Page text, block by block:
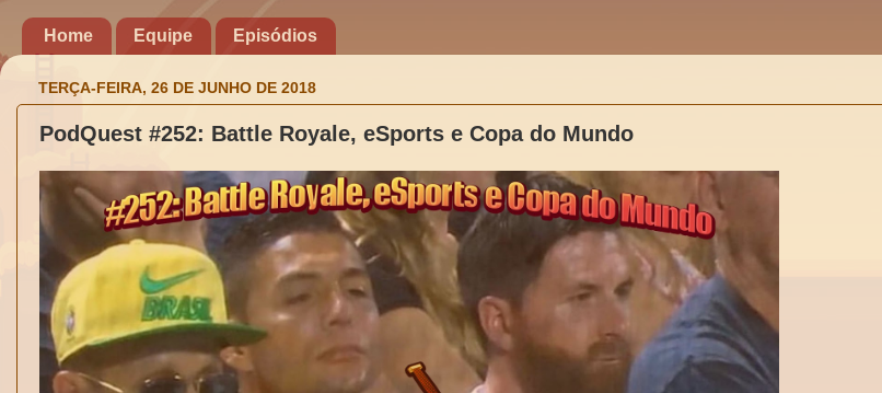
Home Equipe Episódios
TERÇA-FEIRA, 26 DE JUNHO DE 2018
PodQuest #252: Battle Royale, eSports e Copa do Mundo